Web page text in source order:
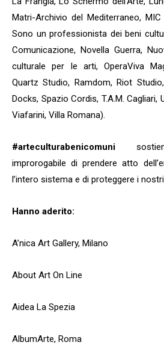
Matri-Archivio del Mediterraneo,
Sono un professionista dei beni
Comunicazione, Novella Guerra,
culturale per le arti, OperaViva
Quartz Studio, Ramdom, Riot
Docks, Spazio Cordis, T.A.M. Cagliari,
Viafarini, Villa Romana).
#arteculturabenicomuni
improrogabile di prendere atto
l’intero sistema e di proteggere i
Hanno aderito:
A’nica Art Gallery, Milano
About Art On Line
Aidea La Spezia
AlbumArte, Roma